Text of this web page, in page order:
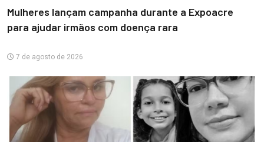
Mulheres lançam campanha durante a Expoacre
para ajudar irmãos com doença rara
7 de agosto de 2026